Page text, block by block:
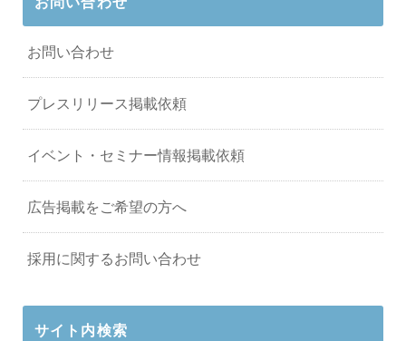
お問い合わせ
プレスリリース掲載依頼
イベント・セミナー情報掲載依頼
広告掲載をご希望の方へ
採用に関するお問い合わせ
サイト内検索